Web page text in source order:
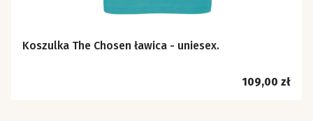
Koszulka The Chosen ławica - uniesex.
Cena
109,00 zł